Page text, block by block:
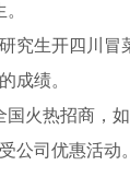
生开四川冒
成绩。
火热招商，
公司优惠活动